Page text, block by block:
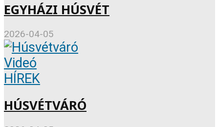
EGYHÁZI HÚSVÉT
2026-04-05
Videó
HÍREK
HÚSVÉTVÁRÓ